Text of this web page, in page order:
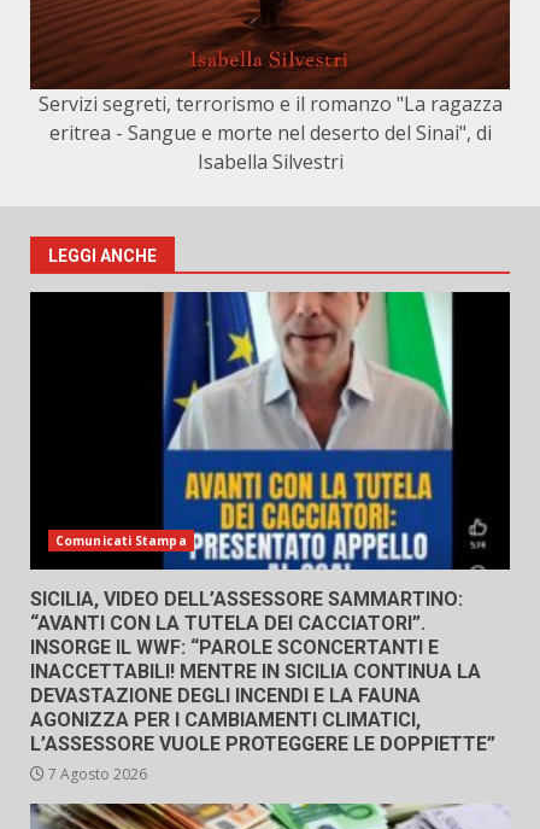
Servizi segreti, terrorismo e il romanzo "La ragazza
eritrea - Sangue e morte nel deserto del Sinai", di
Isabella Silvestri
LEGGI ANCHE
Comunicati Stampa
SICILIA, VIDEO DELL’ASSESSORE SAMMARTINO:
“AVANTI CON LA TUTELA DEI CACCIATORI”.
INSORGE IL WWF: “PAROLE SCONCERTANTI E
INACCETTABILI! MENTRE IN SICILIA CONTINUA LA
DEVASTAZIONE DEGLI INCENDI E LA FAUNA
AGONIZZA PER I CAMBIAMENTI CLIMATICI,
L’ASSESSORE VUOLE PROTEGGERE LE DOPPIETTE”
7 Agosto 2026